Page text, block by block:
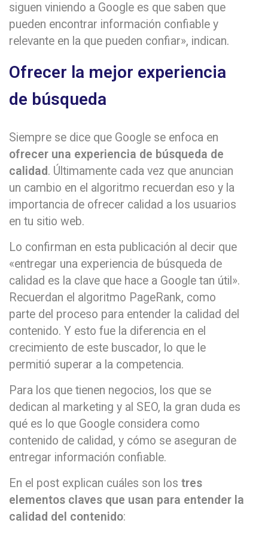
siguen viniendo a Google es que saben que
pueden encontrar información confiable y
relevante en la que pueden confiar», indican.
Ofrecer la mejor experiencia
de búsqueda
Siempre se dice que Google se enfoca en
ofrecer una experiencia de búsqueda de
calidad. Últimamente cada vez que anuncian
un cambio en el algoritmo recuerdan eso y la
importancia de ofrecer calidad a los usuarios
en tu sitio web.
Lo confirman en esta publicación al decir que
«entregar una experiencia de búsqueda de
calidad es la clave que hace a Google tan útil».
Recuerdan el algoritmo PageRank, como
parte del proceso para entender la calidad del
contenido. Y esto fue la diferencia en el
crecimiento de este buscador, lo que le
permitió superar a la competencia.
Para los que tienen negocios, los que se
dedican al marketing y al SEO, la gran duda es
qué es lo que Google considera como
contenido de calidad, y cómo se aseguran de
entregar información confiable.
En el post explican cuáles son los tres
elementos claves que usan para entender la
calidad del contenido: